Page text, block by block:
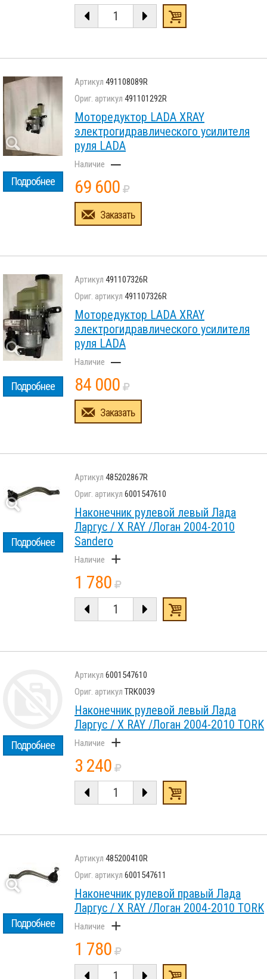
Подробнее
491108089R
491101292R
Моторедуктор LADA XRAY
электрогидравлического усилителя
руля LADA
–
69 600
Заказать
Подробнее
491107326R
491107326R
Моторедуктор LADA XRAY
электрогидравлического усилителя
руля LADA
–
84 000
Заказать
Подробнее
485202867R
6001547610
Наконечник рулевой левый Лада
Ларгус / X RAY /Логан 2004-2010
Sandero
+
1 780
Подробнее
6001547610
TRK0039
Наконечник рулевой левый Лада
Ларгус / X RAY /Логан 2004-2010 TORK
+
3 240
Подробнее
485200410R
6001547611
Наконечник рулевой правый Лада
Ларгус / X RAY /Логан 2004-2010 TORK
+
1 780